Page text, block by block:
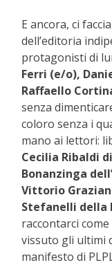
E ancora, ci
dell’editoria
protagonisti di
Ferri (e/o),
Raffaello
senza
coloro senza i
mano ai lettori:
Cecilia Ribaldi
Bonanzinga
Vittorio
Stefanelli della
raccontarci
vissuto gli ultimi
manifesto di